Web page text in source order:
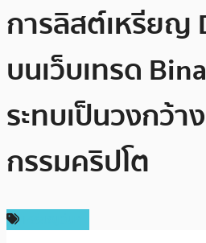
การลิสต์เหรียญ
บนเว็บเทรด
ระทบเป็นวงกว้
กรรมคริปโต